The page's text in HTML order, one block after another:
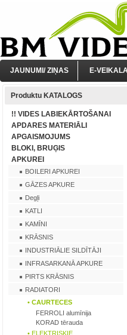
JAUNUMI/ ZIŅAS E-
Produktu KATALOGS
!! VIDES LABIEKĀRTOŠANAI
APDARES MATERIĀLI
APGAISMOJUMS
BLOKI, BRUĢIS
APKUREI
BOILERI APKUREI
GĀZES APKURE
Degļi
KATLI
KAMĪNI
KRĀSNIS
INDUSTRIĀLIE SILDĪTĀJI
INFRASARKANĀ APKURE
PIRTS KRĀSNIS
RADIATORI
• CAURTECES
FERROLI alumīnija
KORAD tērauda
• ELEKTRISKIE